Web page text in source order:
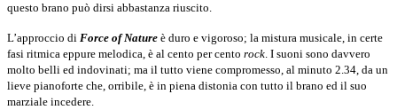
questo brano può dirsi abbastanza riuscito.
L’approccio di Force of Nature è duro e vigoroso; la mistura musicale, in certe
fasi ritmica eppure melodica, è al cento per cento rock. I suoni sono davvero
molto belli ed indovinati; ma il tutto viene compromesso, al minuto 2.34, da un
lieve pianoforte che, orribile, è in piena distonia con tutto il brano ed il suo
marziale incedere.